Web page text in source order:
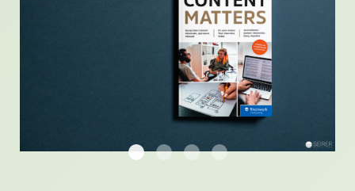
20231025 145610 Content Matters
20231025 145627 Content
20231025 145719 Content
20231025 145825